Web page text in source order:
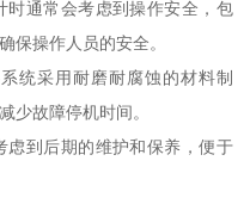
通常会考虑到操作安全，包
保操作人员的安全。
统采用耐磨耐腐蚀的材料制
少故障停机时间。
到后期的维护和保养，便于